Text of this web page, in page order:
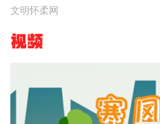
文明怀柔网
视频